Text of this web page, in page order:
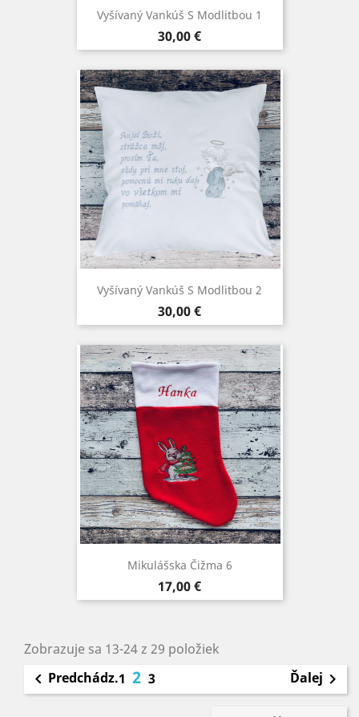
Vyšívaný Vankúš S Modlitbou 1
Cena
30,00 €
Vyšívaný Vankúš S Modlitbou 2
Cena
30,00 €
Mikulášska Čižma 6
Cena
17,00 €
Zobrazuje sa 13-24 z 29 položiek
 Predchádz.1 2 3 Ďalej 